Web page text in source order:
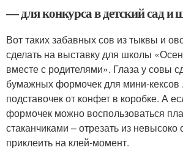
— для конкурса в детский сад и
Вот таких забавных сов из тыквы и
сделать на выставку для школы
вместе с родителями». Глаза у совы
бумажных формочек для мини-
подставочек от конфет в коробке. А
формочек можно воспользоваться
стаканчиками – отрезать из
приклеить на клей-момент.